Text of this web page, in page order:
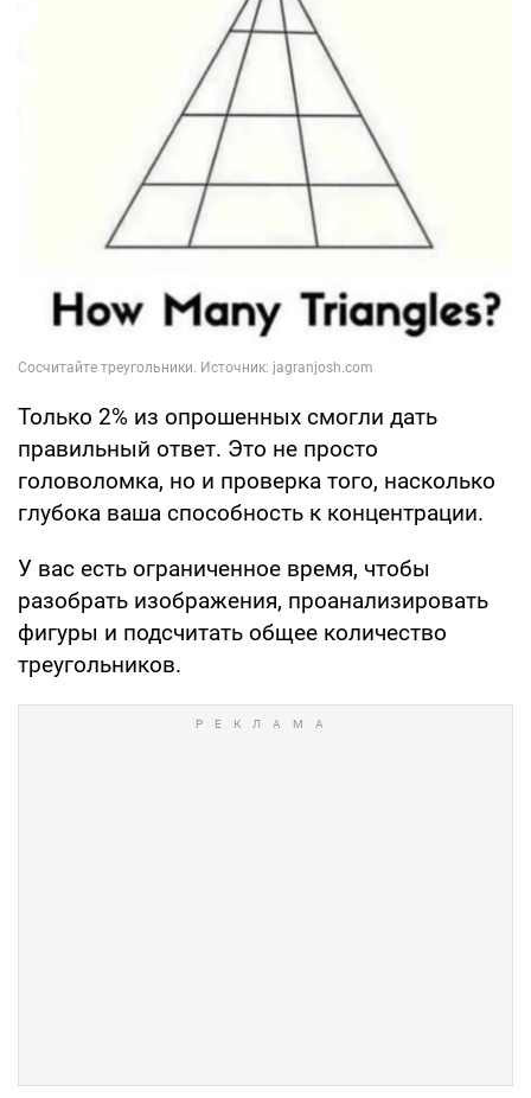
Только 2% из опрошенных смогли дать
правильный ответ. Это не просто
головоломка, но и проверка того, насколько
глубока ваша способность к концентрации.
У вас есть ограниченное время, чтобы
разобрать изображения, проанализировать
фигуры и подсчитать общее количество
треугольников.